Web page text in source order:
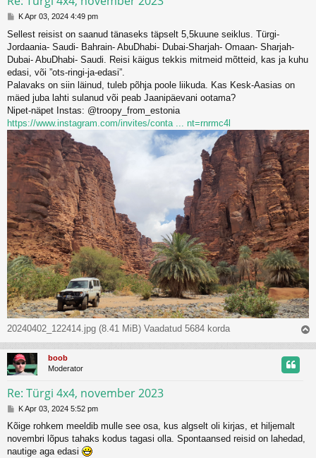
P
s
t
t
s
K Apr 03, 2024 4:49 pm
Sellest reisist on saanud tänaseks täpselt 5,5kuune seiklus. Türgi-
Jordaania- Saudi- Bahrain- AbuDhabi- Dubai-Sharjah- Omaan- Sharjah-
Dubai- AbuDhabi- Saudi. Reisi käigus tekkis mitmeid mõtteid, kas ja kuhu
edasi, või ”ots-ringi-ja-edasi”.
Palavaks on siin läinud, tuleb põhja poole liikuda. Kas Kesk-Aasias on
mäed juba lahti sulanud või peab Jaanipäevani ootama?
Nipet-näpet Instas: @troopy_from_estonia
https://www.instagram.com/invites/conta ... nt=rnrmc4l
20240402_122414.jpg (8.41 MiB) Vaadatud 5684 korda
l
e
boob
Moderator
Re: Türgi 4x4, november 2023
P
s
t
i
K Apr 03, 2024 5:52 pm
Kõige rohkem meeldib mulle see osa, kus algselt oli kirjas, et hiljemalt
novembri lõpus tahaks kodus tagasi olla. Spontaansed reisid on lahedad,
nautige aga edasi